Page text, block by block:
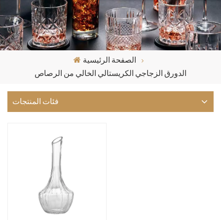
الصفحة الرئيسية
الدورق الزجاجي الكريستالي الخالي من الرصاص
فئات المنتجات